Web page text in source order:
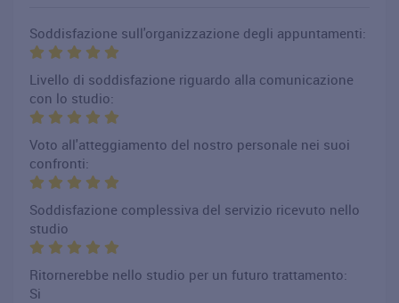
Soddisfazione sull'organizzazione degli appuntamenti:
Livello di soddisfazione riguardo alla comunicazione
con lo studio:
Voto all'atteggiamento del nostro personale nei suoi
confronti:
Soddisfazione complessiva del servizio ricevuto nello
studio
Ritornerebbe nello studio per un futuro trattamento:
Si